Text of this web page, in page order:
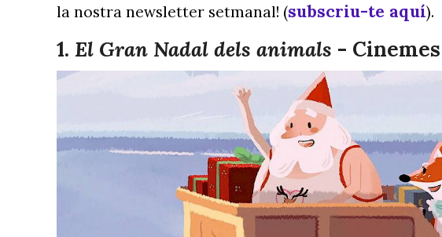
la nostra newsletter setmanal! (subscriu-te aquí).
1. El Gran Nadal dels animals -